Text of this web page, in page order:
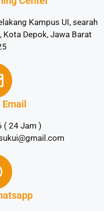
Kampus UI, searah
Kota Depok, Jawa Barat
( 24 Jam )